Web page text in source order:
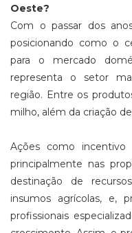
Oeste?
Com o passar dos
posicionando como o
para o mercado
representa o setor
região. Entre os
milho, além da criação
Ações como
principalmente nas
destinação de
insumos agrícolas, e,
profissionais